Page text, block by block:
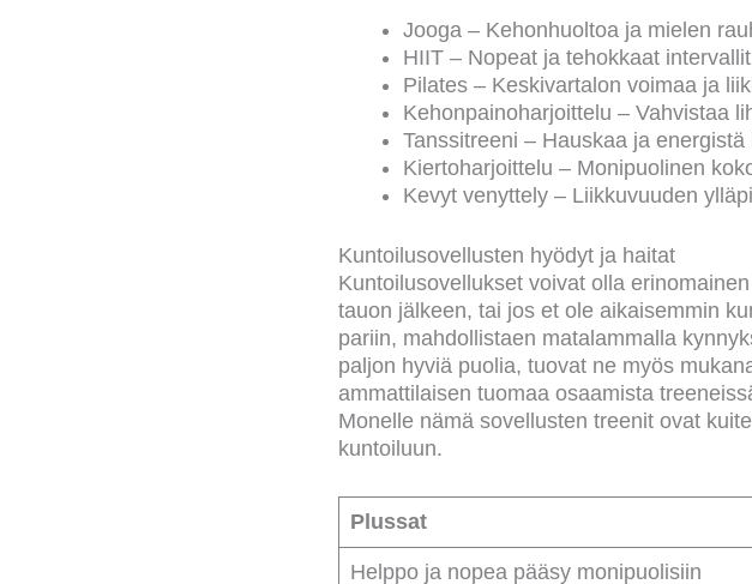
Jooga – Kehonhuoltoa ja mielen
HIIT – Nopeat ja tehokkaat intervallit
Pilates – Keskivartalon voimaa ja
Kehonpainoharjoittelu – Vahvistaa
Tanssitreeni – Hauskaa ja energistä
Kiertoharjoittelu – Monipuolinen
Kevyt venyttely – Liikkuvuuden
Kuntoilusovellusten hyödyt ja haitat
Kuntoilusovellukset voivat olla
tauon jälkeen, tai jos et ole aikaisemmin
pariin, mahdollistaen matalammalla
paljon hyviä puolia, tuovat ne myös
ammattilaisen tuomaa osaamista
Monelle nämä sovellusten treenit ovat
kuntoiluun.
Plussat
Helppo ja nopea pääsy monipuolisiin